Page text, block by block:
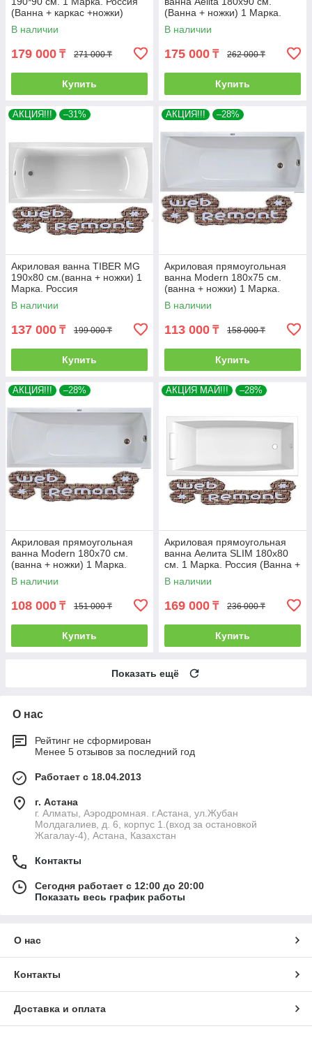
(Ванна + каркас +ножки)
В наличии
179 000 ₸ 271 000 ₸
Купить
(Ванна + ножки) 1 Марка.
Россия
В наличии
175 000 ₸ 262 000 ₸
Купить
АКЦИЯ!!! –31%
Акриловая ванна TIBER MG
190х80 см.(ванна + ножки) 1
Марка. Россия
В наличии
137 000 ₸ 199 000 ₸
Купить
АКЦИЯ!!! –28%
Акриловая прямоугольная
ванна Modern 180х75 см.
(ванна + ножки) 1 Марка.
Россия
В наличии
113 000 ₸ 158 000 ₸
Купить
АКЦИЯ!!! –28%
Акриловая прямоугольная
ванна Modern 180х70 см.
(ванна + ножки) 1 Марка.
Россия
В наличии
108 000 ₸ 151 000 ₸
Купить
АКЦИЯ МАЙ!!! –28%
Акриловая прямоугольная
ванна Аелита SLIM 180х80
см. 1 Марка. Россия (Ванна +
ножки)
В наличии
169 000 ₸ 236 000 ₸
Купить
Показать ещё
О нас
Рейтинг не сформирован
Менее 5 отзывов за последний год
Работает с 18.04.2013
г. Астана
г. Алматы, Аэродромная. г.Астана, ул.Жубан
Молдагалиев, д. 6, корпус 1.(вход за остановкой
Жагалау-4), Астана, Казахстан
Контакты
Сегодня работает с 12:00 до 20:00
Показать весь график работы
О нас
Контакты
Доставка и оплата